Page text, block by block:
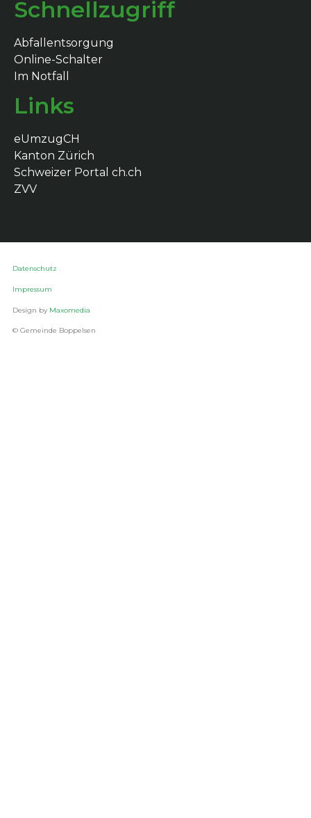
Schnellzugriff
Abfallentsorgung
Online-Schalter
Im Notfall
Links
eUmzugCH
Kanton Zürich
Schweizer Portal ch.ch
ZVV
Datenschutz
Impressum
Design by Maxomedia
© Gemeinde Boppelsen